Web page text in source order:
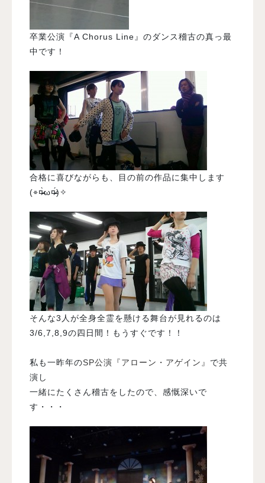
卒業公演『A Chorus Line』のダンス稽古の真っ最
中です！
合格に喜びながらも、目の前の作品に集中します
(⌯¤̴̶̷̀ω¤̴̶̷́)✧
そんな3人が全身全霊を懸ける舞台が見れるのは
3/6,7,8,9の四日間！もうすぐです！！
私も一昨年のSP公演『アローン・アゲイン』 で共
演し
一緒にたくさん稽古をしたので、感慨深いで
す・・・